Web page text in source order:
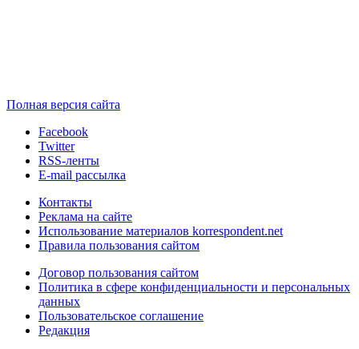
Полная версия сайта
Facebook
Twitter
RSS-ленты
E-mail рассылка
Контакты
Реклама на сайте
Использование материалов korrespondent.net
Правила пользования сайтом
Договор пользования сайтом
Политика в сфере конфиденциальности и персональных
данных
Пользовательское соглашение
Редакция